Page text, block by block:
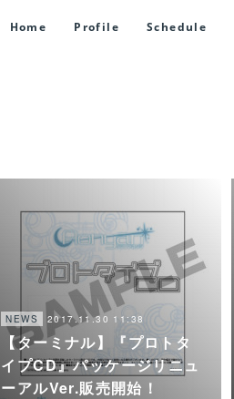
Home Profile Schedule
NEWS 2017.11.30 11:38
【ターミナル】『プロトタ
イプCD』パッケージリニュ
ーアルVer.販売開始！